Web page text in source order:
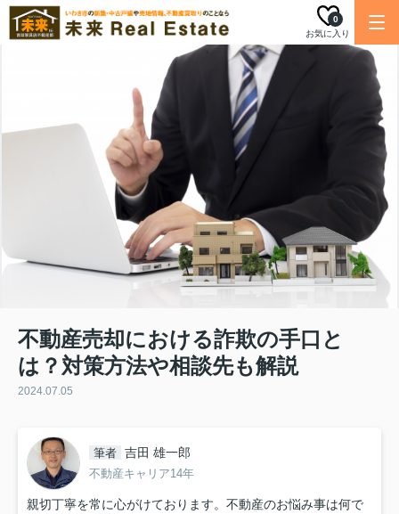
お気に入り
0
不動産売却における詐欺の手口と
は？対策方法や相談先も解説
2024.07.05
筆者 吉田 雄一郎
不動産キャリア14年
親切丁寧を常に心がけております。不動産のお悩み事は何で